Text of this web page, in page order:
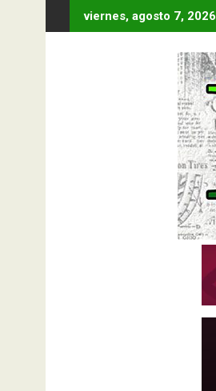
al
viernes, agosto 7, 2026